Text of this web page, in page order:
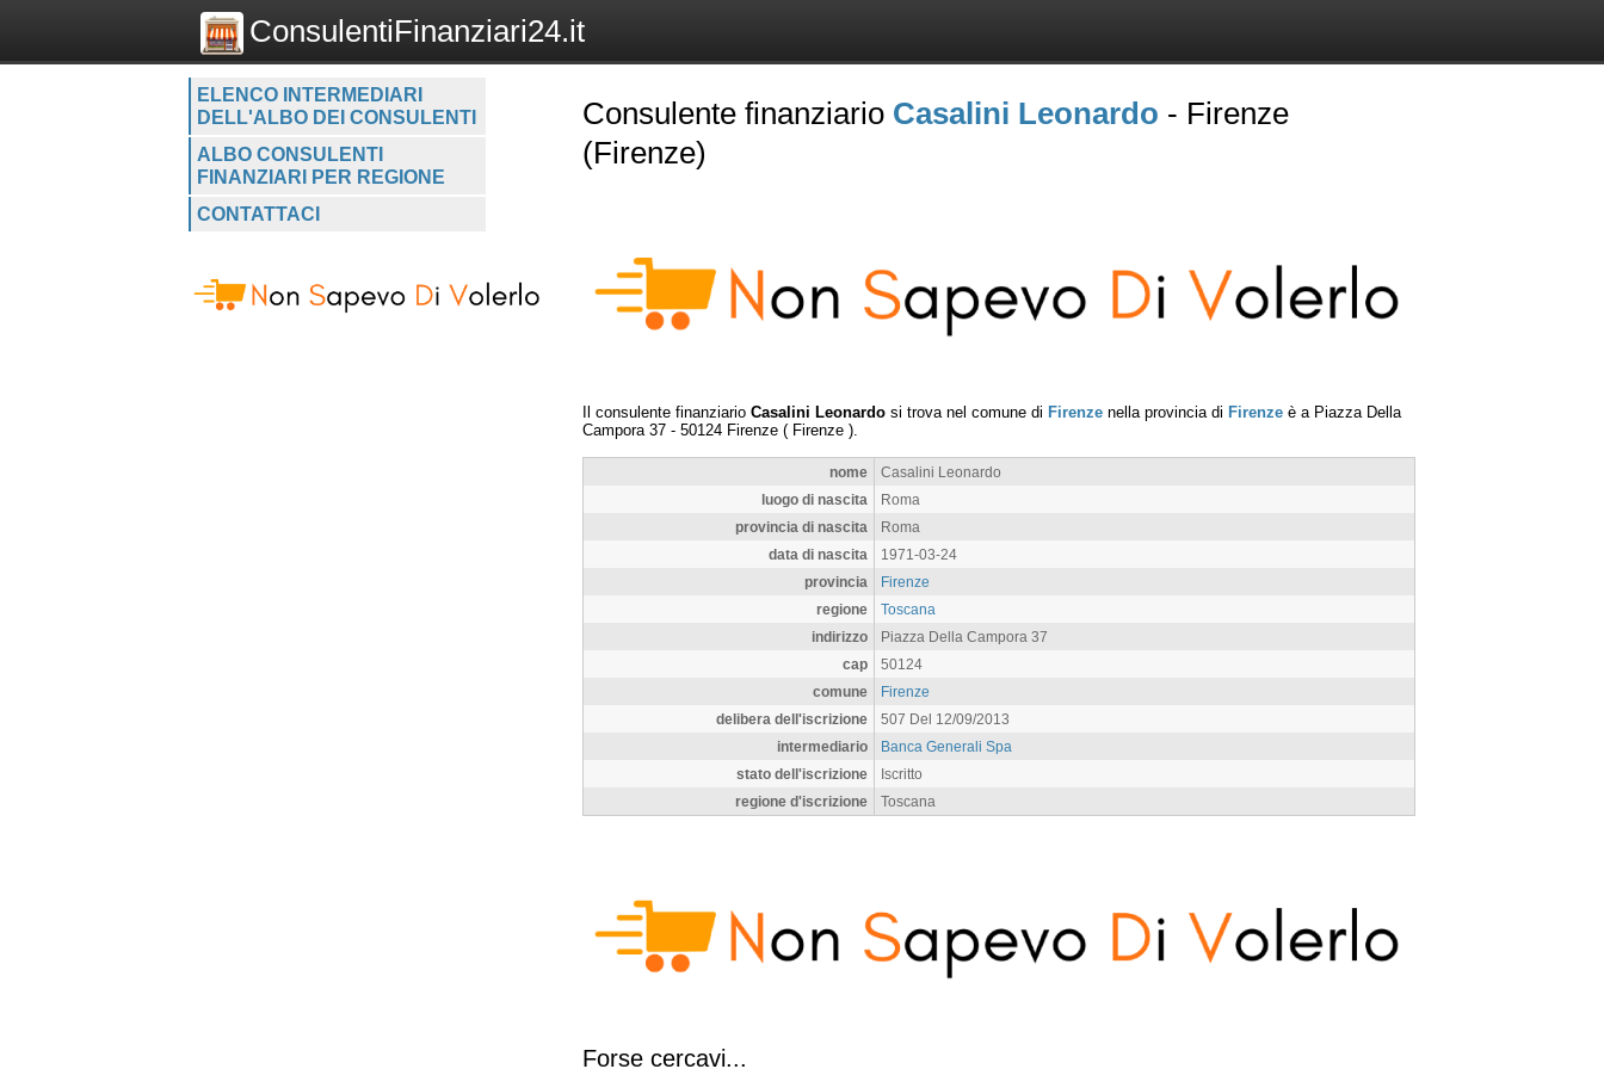
ConsulentiFinanziari24.it
ELENCO INTERMEDIARI
DELL'ALBO DEI CONSULENTI
ALBO CONSULENTI
FINANZIARI PER REGIONE
CONTATTACI
Consulente finanziario Casalini Leonardo - Firenze
(Firenze)
Il consulente finanziario Casalini Leonardo si trova nel comune di Firenze nella provincia di Firenze è a Piazza Della
Campora 37 - 50124 Firenze ( Firenze ).
nome
Casalini Leonardo
luogo di nascita
Roma
provincia di nascita
Roma
data di nascita
1971-03-24
provincia
Firenze
regione
Toscana
indirizzo
Piazza Della Campora 37
cap
50124
comune
Firenze
delibera dell'iscrizione
507 Del 12/09/2013
intermediario
Banca Generali Spa
stato dell'iscrizione
Iscritto
regione d'iscrizione
Toscana
Forse cercavi...